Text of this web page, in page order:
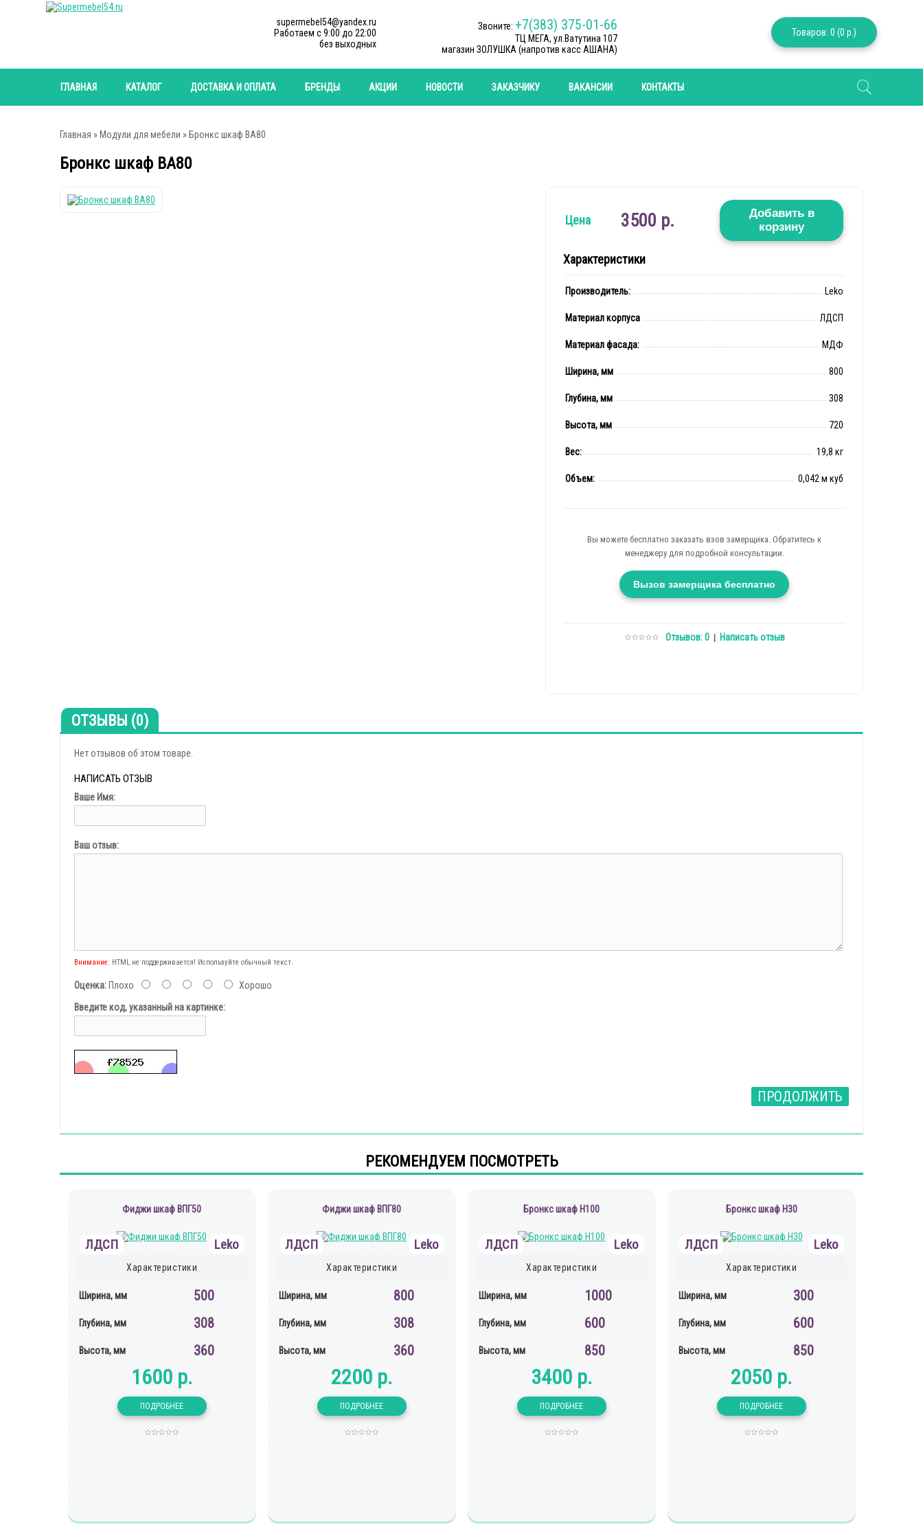
Товаров: 0 (0 р.)
supermebel54@yandex.ru
Работаем c 9:00 до 22:00
без выходных
Звоните: +7(383) 375-01-66
ТЦ МЕГА, ул.Ватутина 107
магазин ЗОЛУШКА (напротив касс АШАНА)
ГЛАВНАЯ КАТАЛОГ ДОСТАВКА И ОПЛАТА БРЕНДЫ АКЦИИ НОВОСТИ ЗАКАЗЧИКУ ВАКАНСИИ КОНТАКТЫ
Главная » Модули для мебели » Бронкс шкаф ВА80
Бронкс шкаф ВА80
Цена 3500 р.
Добавить в
корзину
Характеристики
Производитель: Leko
Материал корпуса ЛДСП
Материал фасада: МДФ
Ширина, мм 800
Глубина, мм 308
Высота, мм 720
Вес: 19,8 кг
Объем: 0,042 м куб
Вы можете бесплатно заказать взов замерщика. Обратитесь к
менеджеру для подробной консультации.
Вызов замерщика бесплатно
Отзывов: 0| Написать отзыв
ОТЗЫВЫ (0)
Нет отзывов об этом товаре.
НАПИСАТЬ ОТЗЫВ
Ваше Имя:
Ваш отзыв:
Внимание: HTML не поддерживается! Используйте обычный текст.
Оценка: Плохо
Хорошо
Введите код, указанный на картинке:
ПРОДОЛЖИТЬ
РЕКОМЕНДУЕМ ПОСМОТРЕТЬ
Фиджи шкаф ВПГ50
ЛДСП Leko
Характеристики
Ширина, мм 500
Глубина, мм 308
Высота, мм 360
1600 р.
Фиджи шкаф ВПГ80
ЛДСП Leko
Характеристики
Ширина, мм 800
Глубина, мм 308
Высота, мм 360
2200 р.
Бронкс шкаф Н100
ЛДСП Leko
Характеристики
Ширина, мм 1000
Глубина, мм 600
Высота, мм 850
3400 р.
Бронкс шкаф Н30
ЛДСП Leko
Характеристики
Ширина, мм 300
Глубина, мм 600
Высота, мм 850
2050 р.